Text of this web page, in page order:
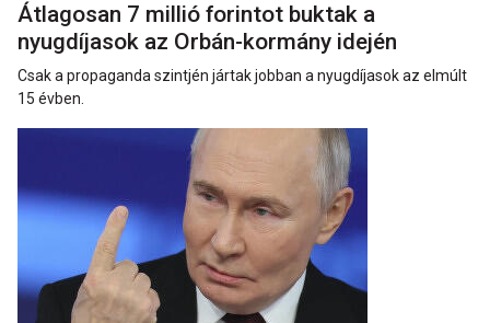
Átlagosan 7 millió forintot buktak a
nyugdíjasok az Orbán-kormány idején
Csak a propaganda szintjén jártak jobban a nyugdíjasok az elmúlt
15 évben.